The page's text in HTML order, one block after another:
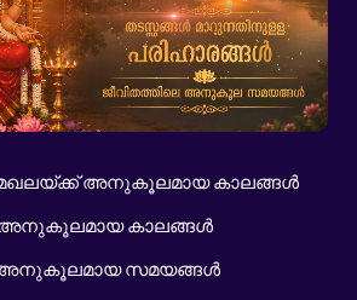
അനുകൂലമായ കാലങ്ങൾ
അനുകൂലമായ കാലങ്ങൾ
അനുകൂലമായ സമയങ്ങൾ